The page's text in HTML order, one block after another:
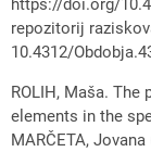
https://doi.org/
repozitorij
10.4312/
ROLIH, Maša.
elements in the
MARČETA,